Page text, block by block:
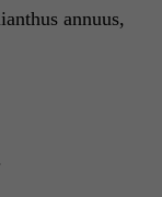
annuus,